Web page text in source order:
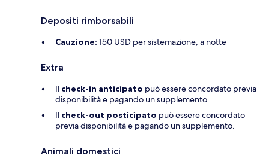
Depositi rimborsabili
Cauzione: 150 USD per sistemazione, a notte
Extra
Il check-in anticipato può essere concordato previa
disponibilità e pagando un supplemento.
Il check-out posticipato può essere concordato
previa disponibilità e pagando un supplemento.
Animali domestici